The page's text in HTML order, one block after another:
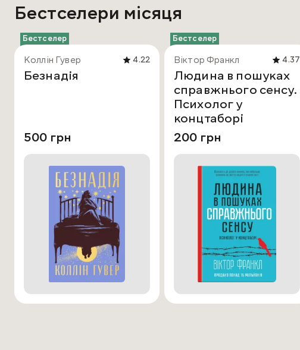
Бестселери місяця
Бестселер
Коллін Гувер 4.22
Безнадія
500 грн
Бестселер
Віктор Франкл 4.37
Людина в пошуках
справжнього сенсу.
Психолог у
концтаборі
200 грн